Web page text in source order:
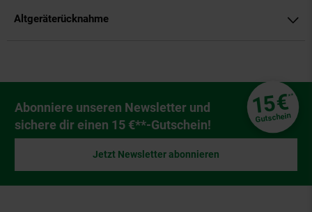
Altgeräterücknahme
Newsletter Anmeldung
Abonniere unseren Newsletter und
sichere dir einen 15 €**-Gutschein!
15€**
Gutschein
Jetzt Newsletter abonnieren